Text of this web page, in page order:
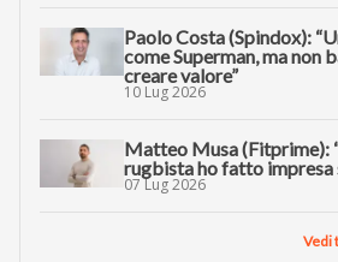
Paolo Costa (Spindox):
come Superman, ma non
creare valore”
10 Lug 2026
Matteo Musa (Fitprime):
rugbista ho fatto impresa
07 Lug 2026
Vedi